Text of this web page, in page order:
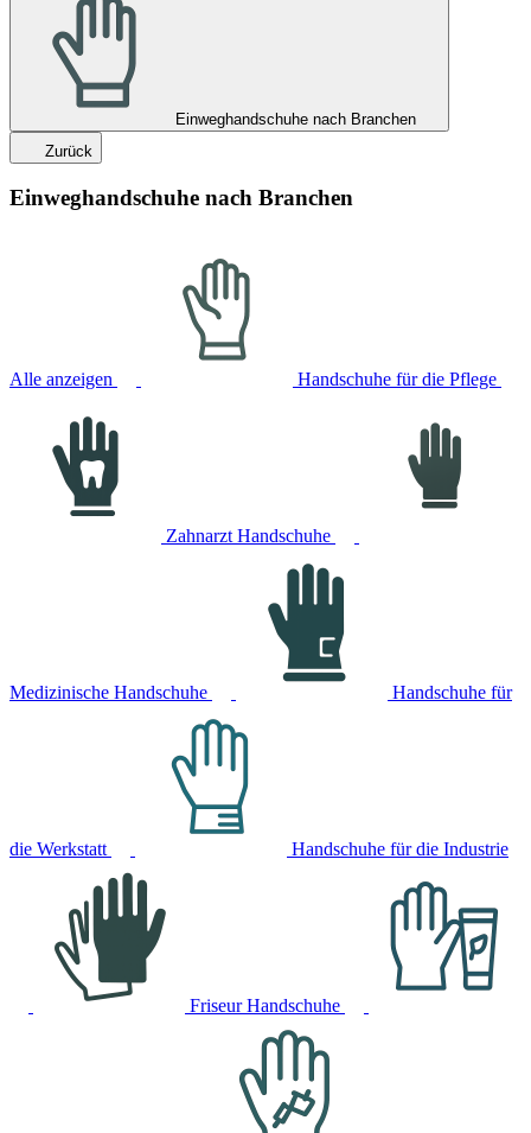
Einweghandschuhe nach Branchen
Zurück
Einweghandschuhe nach Branchen
Alle anzeigen Handschuhe für die Pflege
Zahnarzt Handschuhe
Medizinische Handschuhe Handschuhe für
die Werkstatt Handschuhe für die Industrie
Friseur Handschuhe